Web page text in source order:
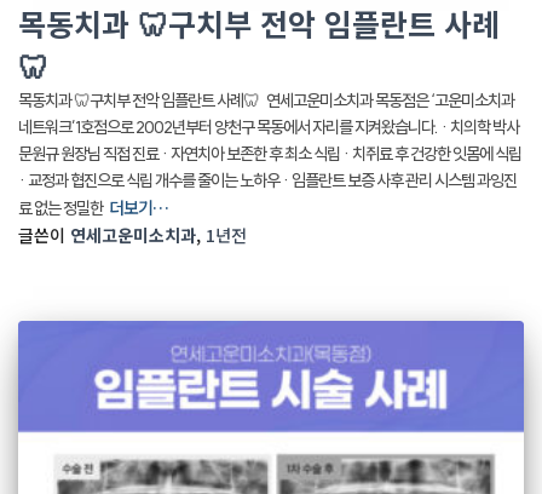
목동치과 🦷구치부 전악 임플란트 사례
🦷
목동치과 🦷구치부 전악 임플란트 사례🦷 연세고운미소치과 목동점은 ‘고운미소치과
네트워크’1호점으로 2002년부터 양천구 목동에서 자리를 지켜왔습니다. · 치의학 박사
문원규 원장님 직접 진료 · 자연치아 보존한 후 최소 식립 · 치쥐료 후 건강한 잇몸에 식립
· 교정과 협진으로 식립 개수를 줄이는 노하우 · 임플란트 보증 사후 관리 시스템 과잉진
료 없는 정밀한 더보기…
글쓴이 연세고운미소치과, 1년전